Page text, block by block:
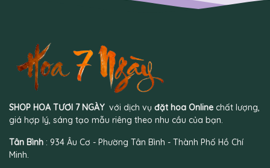
SHOP HOA TƯƠI 7 NGÀY với dịch vụ đặt hoa Online chất lượng,
giá hợp lý, sáng tạo mẫu riêng theo nhu cầu của bạn.
Tân Bình : 934 Âu Cơ - Phường Tân Bình - Thành Phố Hồ Chí
Minh.